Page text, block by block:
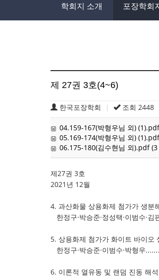
학회지 소개 포장학회
제 27권 3호(4~6)
한국포장학회 | 조회 2448
04.159-167(박형우님 외)
05.169-174(박형우님 외)
06.175-180(김수현님 외).pdf
제27권 3호
2021년 12월
4. 과산화물 상용화제 첨가가 생분
한정구·박승준·정성택·이범수·
5. 상용화제 첨가가 화이트 바이오
한정구·박승준·이범수·박형우
6. 이론적 열유동 및 랜덤 진동 해